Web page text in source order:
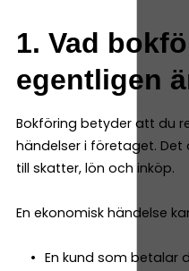
1. Vad
egentligen
Bokföring betyder att du
händelser i företaget.
till skatter, lön och inköp.
En ekonomisk händelse
En kund som betalar